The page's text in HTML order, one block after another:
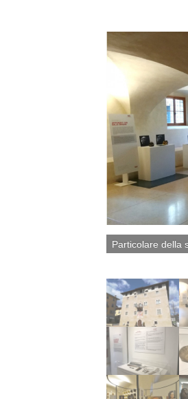
Particolare della